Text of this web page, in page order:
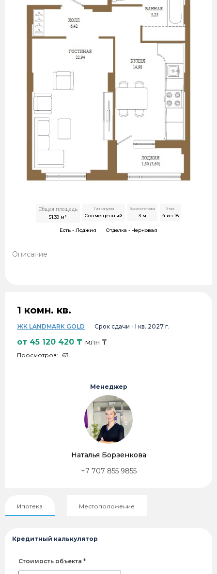
Общая площадь
51.39 м²
Тип санузла
Совмещенный
Высота потолка
3м
Этаж
4 из 18
Есть - Лоджия Отделка - Черновая
Описание
1 комн. кв.
ЖК LANDMARK GOLD Срок сдачи - I кв. 2027 г.
от 45 120 420 ₸ млн ₸
Просмотров: 63
Менеджер
Наталья Борзенкова
+7 707 855 9855
Ипотека Местоположение
Кредитный калькулятор
Стоимость объекта *